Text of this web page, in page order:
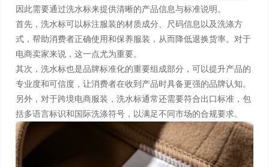
因此需要通过洗水标来提供清晰的产品信息与标准说明。
首先，洗水标可以标注服装的材质成分、尺码信息以及洗涤方
式，帮助消费者正确使用和保养服装，从而降低退换货率。对于
电商卖家来说，这一点尤为重要。
其次，洗水标也是品牌标准化的重要组成部分，可以提升产品的
专业度和可信度，让消费者在收到产品时具备更强的品牌认知。
另外，对于跨境电商服装，洗水标通常还需要符合出口标准，包
括多语言标识和国际洗涤符号，以满足不同市场的合规要求。